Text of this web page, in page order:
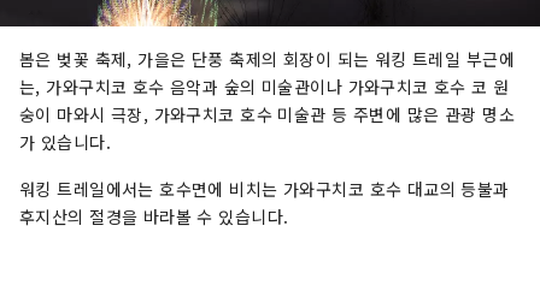
봄은 벚꽃 축제, 가을은 단풍 축제의 회장이 되는 워킹 트레일 부근에
는, 가와구치코 호수 음악과 숲의 미술관이나 가와구치코 호수 코 원
숭이 마와시 극장, 가와구치코 호수 미술관 등 주변에 많은 관광 명소
가 있습니다.
워킹 트레일에서는 호수면에 비치는 가와구치코 호수 대교의 등불과
후지산의 절경을 바라볼 수 있습니다.